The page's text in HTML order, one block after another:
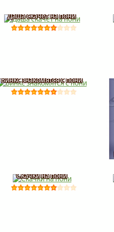
Даша скачет на пони
Винкс знакомятся с пони
Скачки на пони